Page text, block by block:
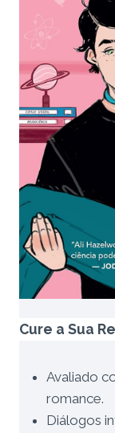
Cure a Sua
Avaliado
romance.
Diálogos